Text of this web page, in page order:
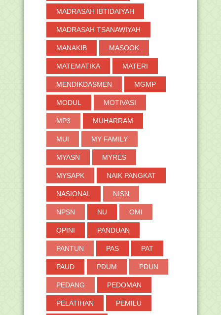
MADRASAH IBTIDAIYAH
MADRASAH TSANAWIYAH
MANAKIB MASOOK
MATEMATIKA MATERI
MENDIKDASMEN MGMP
MODUL MOTIVASI
MP3 MUHARRAM
MUI MY FAMILY
MYASN MYRES
MYSAPK NAIK PANGKAT
NASIONAL NISN
NPSN NU OMI
OPINI PANDUAN
PANTUN PAS PAT
PAUD PDUM PDUN
PEDANG PEDOMAN
PELATIHAN PEMILU